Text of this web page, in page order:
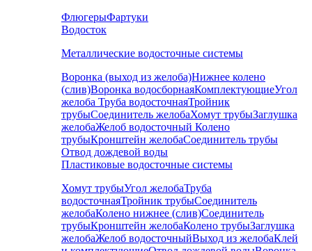
ФлюгерыФартуки
Водосток
Металлические водосточные системы
Воронка (выход из желоба)Нижнее колено
(слив)Воронка водосборнаяКомплектующиеУгол
желоба Труба водосточнаяТройник
трубыСоединитель желобаХомут трубыЗаглушка
желобаЖелоб водосточный Колено
трубыКронштейн желобаСоединитель трубы
Отвод дождевой воды
Пластиковые водосточные системы
Хомут трубыУгол желобаТруба
водосточнаяТройник трубыСоединитель
желобаКолено нижнее (слив)Соединитель
трубыКронштейн желобаКолено трубыЗаглушка
желобаЖелоб водосточныйВыход из желобаКлей